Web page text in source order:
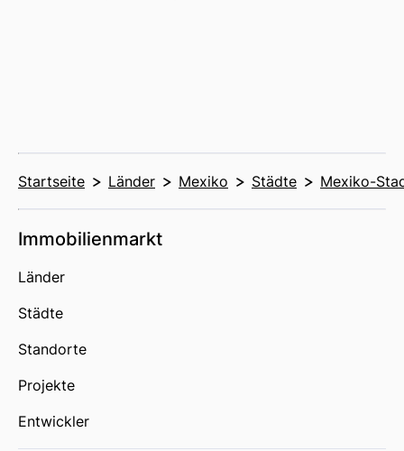
Startseite Länder Mexiko Städte Mexiko-
Immobilienmarkt
Länder
Städte
Standorte
Projekte
Entwickler